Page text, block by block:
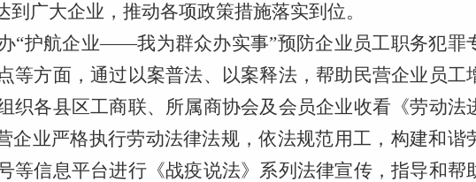
广大企业，推动各项政策措施落实到位。
“护航企业——我为群众办实事”预防企业员工职务犯罪
等方面，通过以案普法、以案释法，帮助民营企业员工
织各县区工商联、所属商协会及会员企业收看《劳动法
企业严格执行劳动法律法规，依法规范用工，构建和谐
等信息平台进行《战疫说法》系列法律宣传，指导和帮